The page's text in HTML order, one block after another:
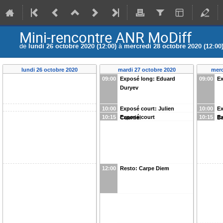
Mini-rencontre ANR MoDiff
de lundi 26 octobre 2020 (12:00) àmercredi 28 octobre 2020 (12:00)
lundi 26 octobre 2020
mardi 27 octobre 2020
09:00
Exposé long: Eduard
Duryev
10:00
Exposé court: Julien
Courtiel
10:15 Exposé court
12:00 Resto: Carpe Diem
09:00
10:00
10:15